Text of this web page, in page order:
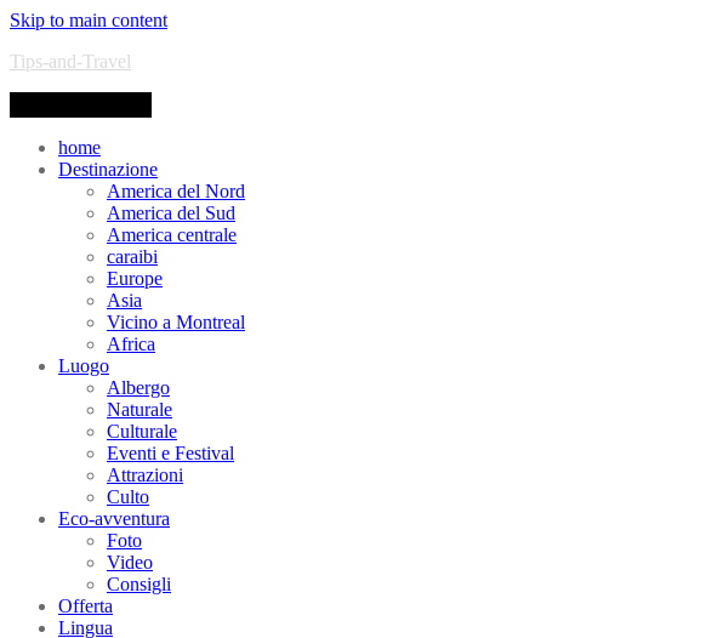
Skip to main content
Tips-and-Travel
home
Destinazione
America del Nord
America del Sud
America centrale
caraibi
Europe
Asia
Vicino a Montreal
Africa
Luogo
Albergo
Naturale
Culturale
Eventi e Festival
Attrazioni
Culto
Eco-avventura
Foto
Video
Consigli
Offerta
Lingua